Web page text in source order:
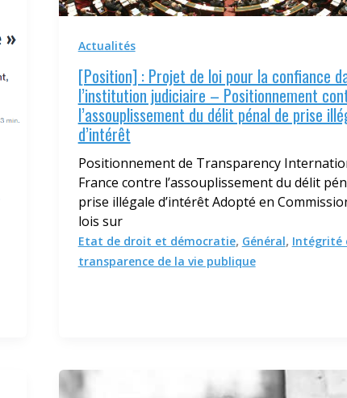
Actualités
[Position] : Projet de loi pour la confiance
l’institution judiciaire – Positionnement
l’assouplissement du délit pénal de prise
d’intérêt
Positionnement de Transparency
France contre l’assouplissement du délit
prise illégale d’intérêt Adopté en
lois sur
Etat de droit et démocratie, Général, Intégrité
transparence de la vie publique